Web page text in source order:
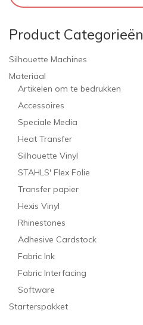
Product Categorieën
Silhouette Machines
Materiaal
Artikelen om te bedrukken
Accessoires
Speciale Media
Heat Transfer
Silhouette Vinyl
STAHLS' Flex Folie
Transfer papier
Hexis Vinyl
Rhinestones
Adhesive Cardstock
Fabric Ink
Fabric Interfacing
Software
Starterspakket